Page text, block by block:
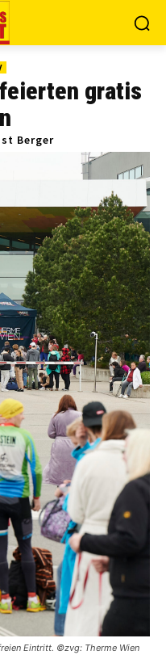
gratis
Berger
Eintritt. ©zvg: Therme Wien